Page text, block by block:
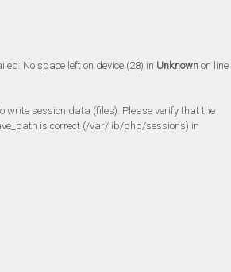
No space left on device (28) in Unknown on line
write session data (files). Please verify that the
is correct (/var/lib/php/sessions) in